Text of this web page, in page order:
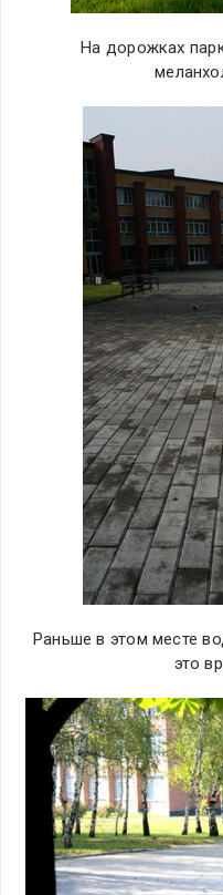
На дорожках
Раньше в этом месте
это